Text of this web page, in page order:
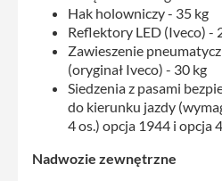
Hak holowniczy - 35 kg
Reflektory LED (Iveco) -
Zawieszenie
(oryginał Iveco) - 30 kg
Siedzenia z pasami
do kierunku jazdy
4 os.) opcja 1944 i opcja
Nadwozie zewnętrzne